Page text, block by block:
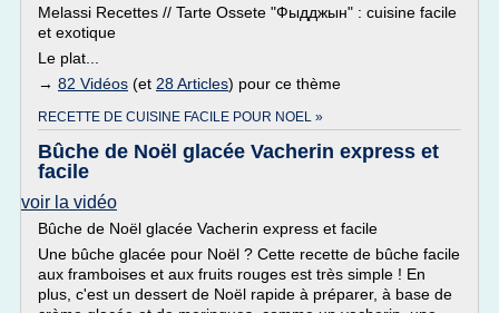
Melassi Recettes // Tarte Ossete "Фыдджын" : cuisine facile
et exotique
Le plat...
→ 82 Vidéos (et 28 Articles) pour ce thème
RECETTE DE CUISINE FACILE POUR NOEL »
Bûche de Noël glacée Vacherin express et
facile
voir la vidéo
Bûche de Noël glacée Vacherin express et facile
Une bûche glacée pour Noël ? Cette recette de bûche facile
aux framboises et aux fruits rouges est très simple ! En
plus, c'est un dessert de Noël rapide à préparer, à base de